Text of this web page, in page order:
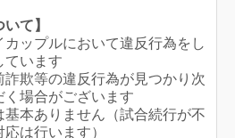
て】
カップルにおいて違反行為をし
ています
詐欺等の違反行為が見つかり次
場合がございます
基本ありません（試合続行が不
は行います）